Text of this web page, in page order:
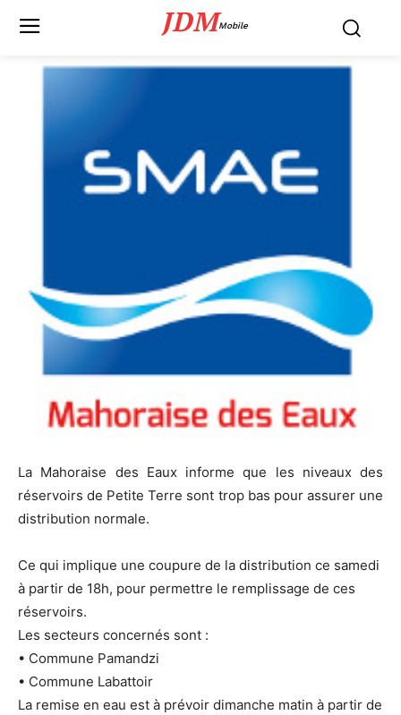
JDMMobile
La Mahoraise des Eaux informe que les niveaux des
réservoirs de Petite Terre sont trop bas pour assurer une
distribution normale.
Ce qui implique une coupure de la distribution ce samedi
à partir de 18h, pour permettre le remplissage de ces
réservoirs.
Les secteurs concernés sont :
• Commune Pamandzi
• Commune Labattoir
La remise en eau est à prévoir dimanche matin à partir de